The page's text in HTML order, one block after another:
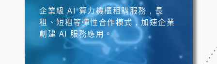
企業級 AI 算力機櫃租購服務，長
租、短租等彈性合作模式，加速企業
創建 AI 服務應用。